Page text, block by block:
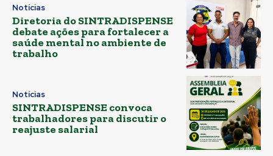
Notícias
Diretoria do SINTRADISPENSE
debate ações para fortalecer a
saúde mental no ambiente de
trabalho
Notícias
SINTRADISPENSE convoca
trabalhadores para discutir o
reajuste salarial